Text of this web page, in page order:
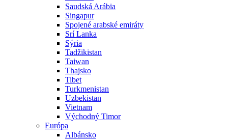
Saudská Arábia
Singapur
Spojené arabské emiráty
Srí Lanka
Sýria
Tadžikistan
Taiwan
Thajsko
Tibet
Turkmenistan
Uzbekistan
Vietnam
Východný Timor
Európa
Albánsko